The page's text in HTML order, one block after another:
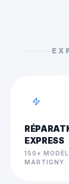
EXPRESS
150+
MARTIGNY